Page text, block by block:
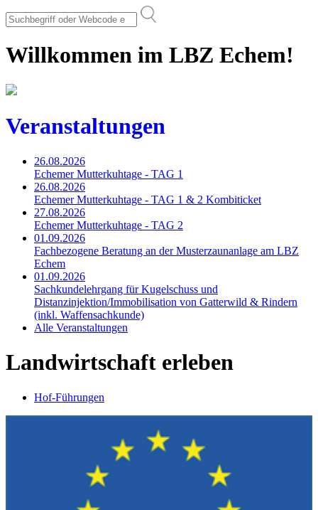
Willkommen im LBZ Echem!
Veranstaltungen
26.08.2026
Echemer Mutterkuhtage - TAG 1
26.08.2026
Echemer Mutterkuhtage - TAG 1 & 2 Kombiticket
27.08.2026
Echemer Mutterkuhtage - TAG 2
01.09.2026
Fachbezogene Beratung an der Musterzaunanlage am LBZ
Echem
01.09.2026
Sachkundelehrgang für Kugelschuss und
Distanzinjektion/Immobilisation von Gatterwild & Rindern
(inkl. Waffensachkunde)
Alle Veranstaltungen
Landwirtschaft erleben
Hof-Führungen